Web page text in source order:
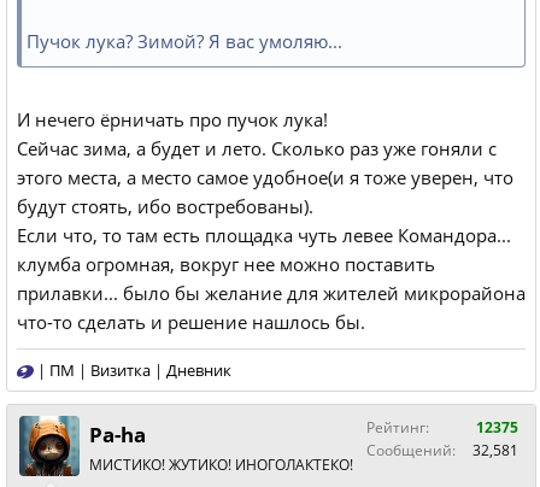
Пучок лука? Зимой? Я вас умоляю...
И нечего ёрничать про пучок лука!
Сейчас зима, а будет и лето. Сколько раз уже гоняли с
этого места, а место самое удобное(и я тоже уверен, что
будут стоять, ибо востребованы).
Если что, то там есть площадка чуть левее Командора...
клумба огромная, вокруг нее можно поставить
прилавки... было бы желание для жителей микрорайона
что-то сделать и решение нашлось бы.
| ПМ | Визитка | Дневник
Pa-ha
МИСТИКО! ЖУТИКО! ИНОГОЛАКТЕКО!
Рейтинг:
12375
Сообщений:
32,581